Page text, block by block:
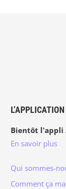
Bientôt l'appli
En savoir plus
Qui sommes-
Comment ça